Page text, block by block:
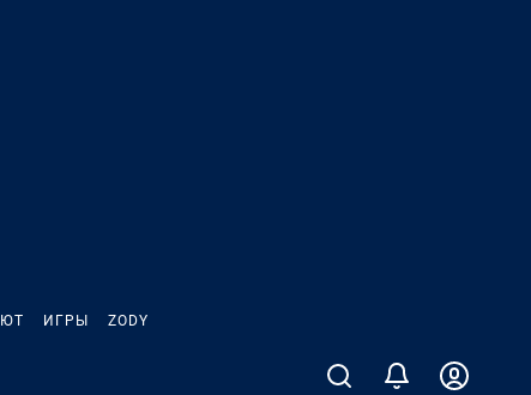
ИГРЫ ZODY